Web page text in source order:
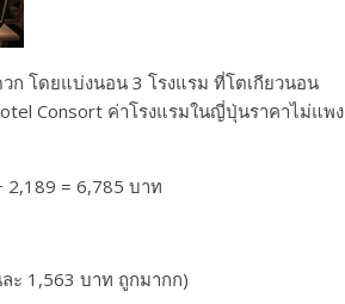
ก โดยแบ่งนอน 3 โรงแรม ที่โตเกียวนอน
Consort ค่าโรงแรมในญี่ปุ่นราคาไม่แพง
2,189 = 6,785 บาท
ะ 1,563 บาท ถูกมากก)